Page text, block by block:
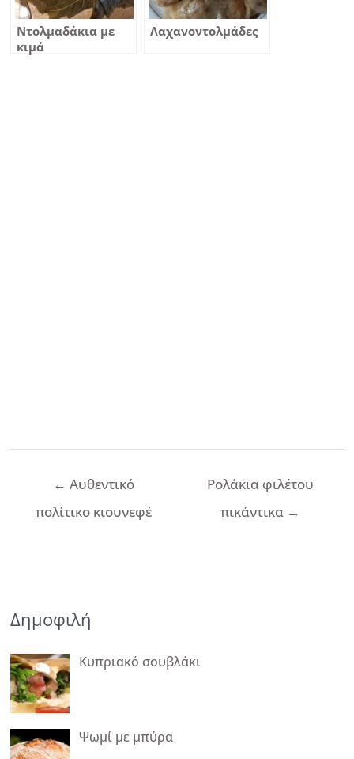
Ντολμαδάκια με
κιμά
Λαχανοντολμάδες
← Αυθεντικό
πολίτικο κιουνεφέ
Ρολάκια φιλέτου
πικάντικα →
Δημοφιλή
Κυπριακό σουβλάκι
Ψωμί με μπύρα